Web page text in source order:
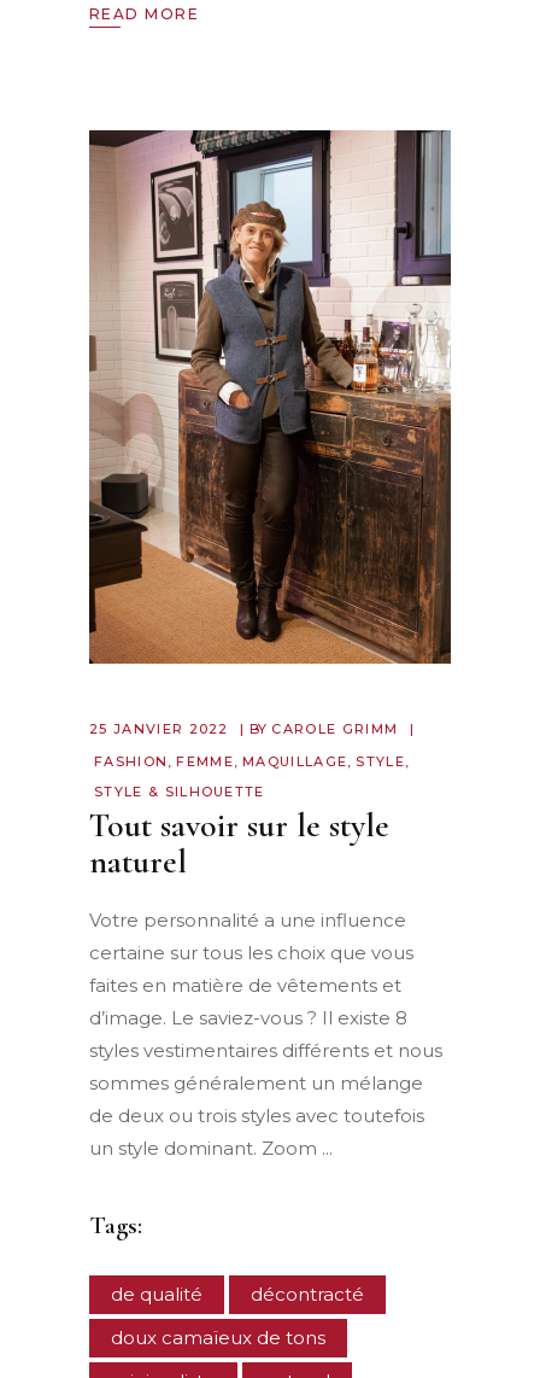
READ MORE
25 JANVIER 2022 BY CAROLE GRIMM
FASHION ,FEMME,MAQUILLAGE, STYLE,
STYLE & SILHOUETTE
Tout savoir sur le style
naturel
Votre personnalité a une influence
certaine sur tous les choix que vous
faites en matière de vêtements et
d’image. Le saviez-vous ? Il existe 8
styles vestimentaires différents et nous
sommes généralement un mélange
de deux ou trois styles avec toutefois
un style dominant. Zoom
Tags:
de qualité
décontracté
doux camaïeux de tons